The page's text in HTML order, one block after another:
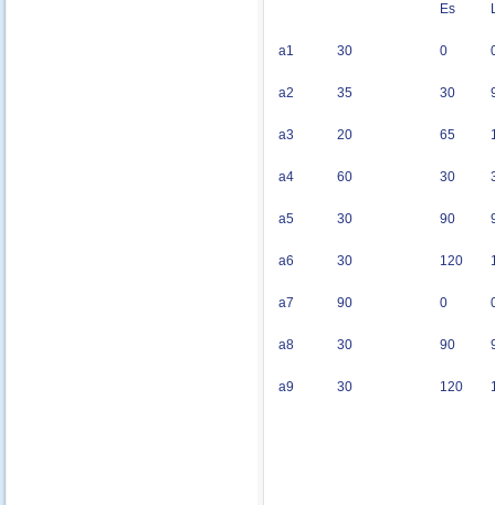
Es
а1 30 0
а2 35 30
а3 20 65
а4 60 30
а5 30 90
а6 30 120
а7 90 0
а8 30 90
а9 30 120